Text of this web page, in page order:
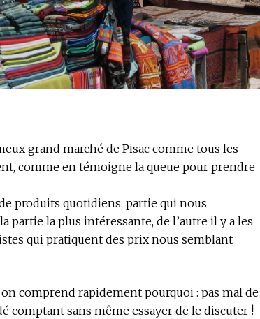
grand marché de Pisac comme tous les
comme en témoigne la queue pour prendre
produits quotidiens, partie qui nous
partie la plus intéressante, de l’autre il y a les
qui pratiquent des prix nous semblant
comprend rapidement pourquoi : pas mal de
comptant sans même essayer de le discuter !